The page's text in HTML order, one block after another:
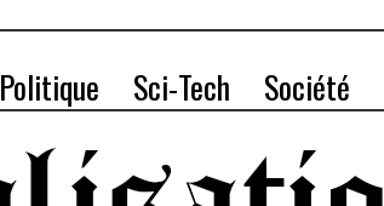
Politique Sci-Tech Société